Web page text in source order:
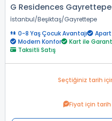
G Residences Gayrettepe
İstanbul Beşiktaş Gayrettepe
0-8 Yaş Çocuk Avantajı
Modern Konfor
Kart ile
Taksitli Satış
Seçtiğiniz tarih
Fiyat için